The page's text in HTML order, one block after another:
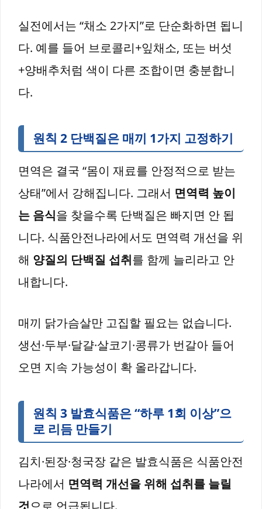
실전에서는 “채소 2가지”로 단순화하면 됩니
다. 예를 들어 브로콜리+잎채소, 또는 버섯
+양배추처럼 색이 다른 조합이면 충분합니
다.
원칙 2 단백질은 매끼 1가지 고정하기
면역은 결국 “몸이 재료를 안정적으로 받는
상태”에서 강해집니다. 그래서 면역력 높이
는 음식을 찾을수록 단백질은 빠지면 안 됩
니다. 식품안전나라에서도 면역력 개선을 위
해 양질의 단백질 섭취를 함께 늘리라고 안
내합니다.
매끼 닭가슴살만 고집할 필요는 없습니다.
생선·두부·달걀·살코기·콩류가 번갈아 들어
오면 지속 가능성이 확 올라갑니다.
원칙 3 발효식품은 “하루 1회 이상”으
로 리듬 만들기
김치·된장·청국장 같은 발효식품은 식품안전
나라에서 면역력 개선을 위해 섭취를 늘릴
것으로 언급됩니다.